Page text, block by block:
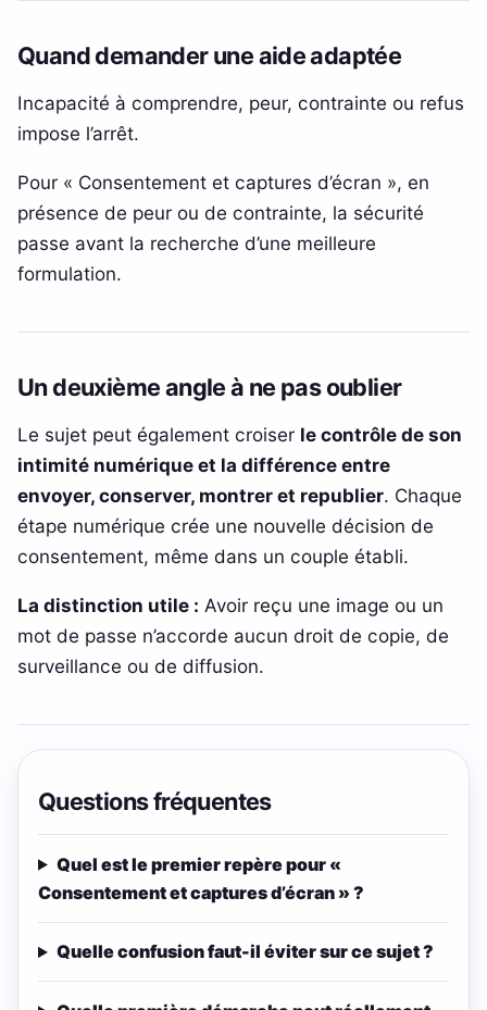
Quand demander une aide adaptée
Incapacité à comprendre, peur, contrainte ou refus
impose l’arrêt.
Pour « Consentement et captures d’écran », en
présence de peur ou de contrainte, la sécurité
passe avant la recherche d’une meilleure
formulation.
Un deuxième angle à ne pas oublier
Le sujet peut également croiser le contrôle de son
intimité numérique et la différence entre
envoyer, conserver, montrer et republier. Chaque
étape numérique crée une nouvelle décision de
consentement, même dans un couple établi.
La distinction utile : Avoir reçu une image ou un
mot de passe n’accorde aucun droit de copie, de
surveillance ou de diffusion.
Questions fréquentes
Quel est le premier repère pour «
Consentement et captures d’écran » ?
Quelle confusion faut-il éviter sur ce sujet ?